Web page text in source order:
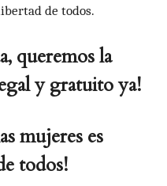
de todos.
queremos la
y gratuito ya!
mujeres es
todos!